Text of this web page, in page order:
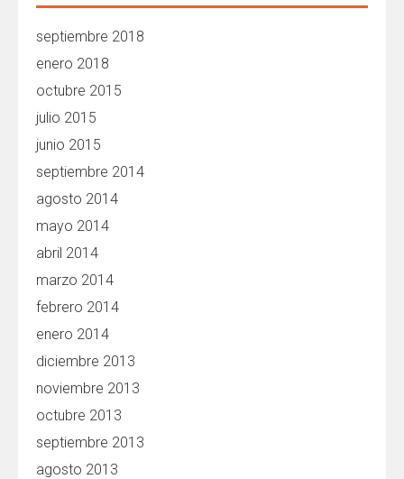
septiembre 2018
enero 2018
octubre 2015
julio 2015
junio 2015
septiembre 2014
agosto 2014
mayo 2014
abril 2014
marzo 2014
febrero 2014
enero 2014
diciembre 2013
noviembre 2013
octubre 2013
septiembre 2013
agosto 2013